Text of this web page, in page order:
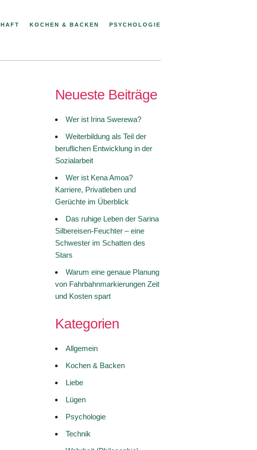
KOCHEN & BACKEN PSYCHOLOGIE
Neueste Beiträge
Wer ist Irina Swerewa?
Weiterbildung als Teil der
beruflichen Entwicklung in der
Sozialarbeit
Wer ist Kena Amoa?
Karriere, Privatleben und
Gerüchte im Überblick
Das ruhige Leben der Sarina
Silbereisen-Feuchter – eine
Schwester im Schatten des
Stars
Warum eine genaue Planung
von Fahrbahnmarkierungen Zeit
und Kosten spart
Kategorien
Allgemein
Kochen & Backen
Liebe
Lügen
Psychologie
Technik